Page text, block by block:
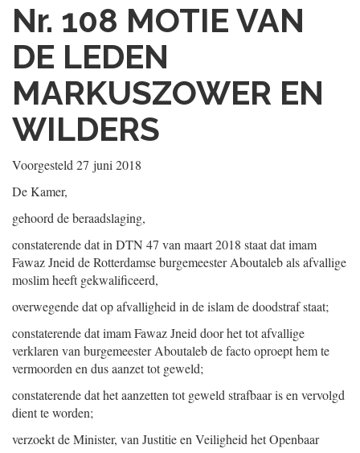
Nr. 108 MOTIE VAN
DE LEDEN
MARKUSZOWER EN
WILDERS
Voorgesteld 27 juni 2018
De Kamer,
gehoord de beraadslaging,
constaterende dat in DTN 47 van maart 2018 staat dat imam
Fawaz Jneid de Rotterdamse burgemeester Aboutaleb als afvallige
moslim heeft gekwalificeerd,
overwegende dat op afvalligheid in de islam de doodstraf staat;
constaterende dat imam Fawaz Jneid door het tot afvallige
verklaren van burgemeester Aboutaleb de facto oproept hem te
vermoorden en dus aanzet tot geweld;
constaterende dat het aanzetten tot geweld strafbaar is en vervolgd
dient te worden;
verzoekt de Minister, van Justitie en Veiligheid het Openbaar